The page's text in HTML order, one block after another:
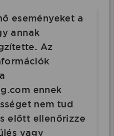
eseményeket a
annak
Az
ennek
nem tud
előtt ellenőrizze
vagy